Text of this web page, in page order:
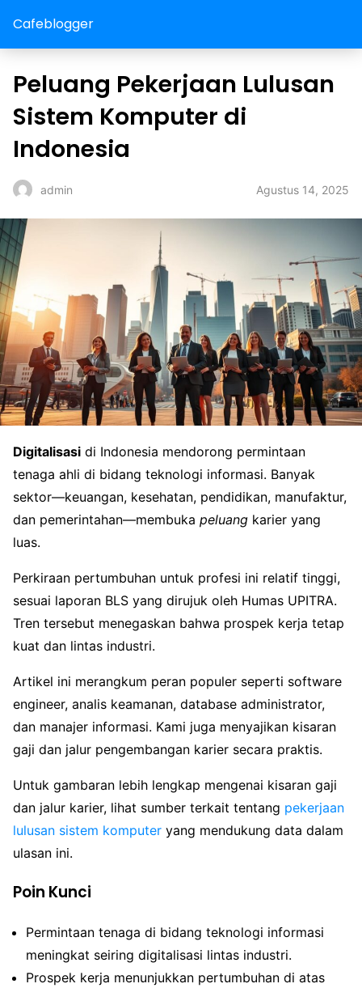
Cafeblogger
Peluang Pekerjaan Lulusan
Sistem Komputer di
Indonesia
admin Agustus 14, 2025
Digitalisasi di Indonesia mendorong permintaan
tenaga ahli di bidang teknologi informasi. Banyak
sektor—keuangan, kesehatan, pendidikan, manufaktur,
dan pemerintahan—membuka peluang karier yang
luas.
Perkiraan pertumbuhan untuk profesi ini relatif tinggi,
sesuai laporan BLS yang dirujuk oleh Humas UPITRA.
Tren tersebut menegaskan bahwa prospek kerja tetap
kuat dan lintas industri.
Artikel ini merangkum peran populer seperti software
engineer, analis keamanan, database administrator,
dan manajer informasi. Kami juga menyajikan kisaran
gaji dan jalur pengembangan karier secara praktis.
Untuk gambaran lebih lengkap mengenai kisaran gaji
dan jalur karier, lihat sumber terkait tentang pekerjaan
lulusan sistem komputer yang mendukung data dalam
ulasan ini.
Poin Kunci
Permintaan tenaga di bidang teknologi informasi
meningkat seiring digitalisasi lintas industri.
Prospek kerja menunjukkan pertumbuhan di atas